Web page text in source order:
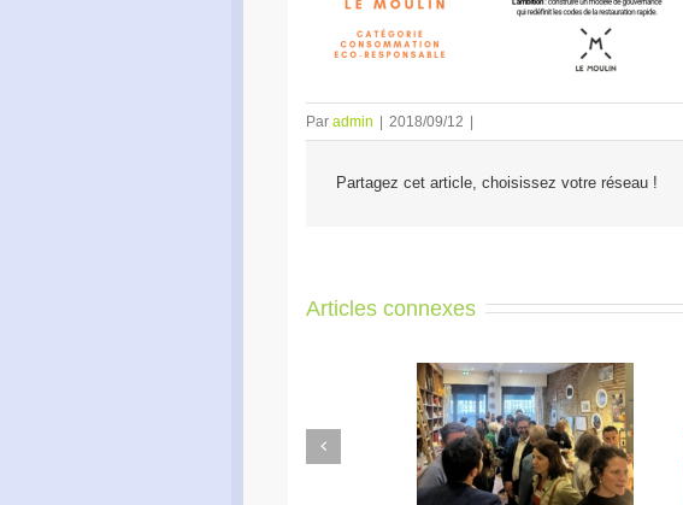
Par admin 2018/09/12
Partagez cet article, choisissez votre réseau !
Articles connexes
Accélérateur de
l’engagement
Previous